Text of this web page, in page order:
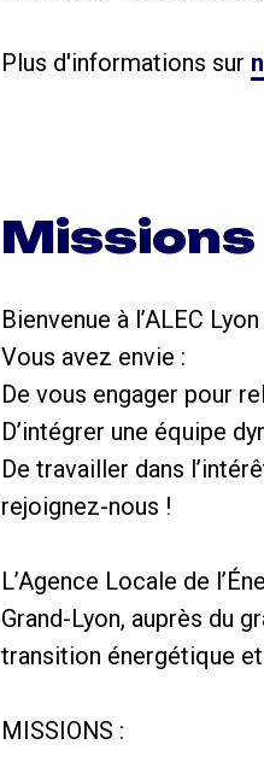
Plus d'informations sur
Missions
Bienvenue à l’ALEC Lyon
Vous avez envie :
De vous engager pour
D’intégrer une équipe
De travailler dans
rejoignez-nous !
L’Agence Locale de
Grand-Lyon, auprès du
transition énergétique
MISSIONS :